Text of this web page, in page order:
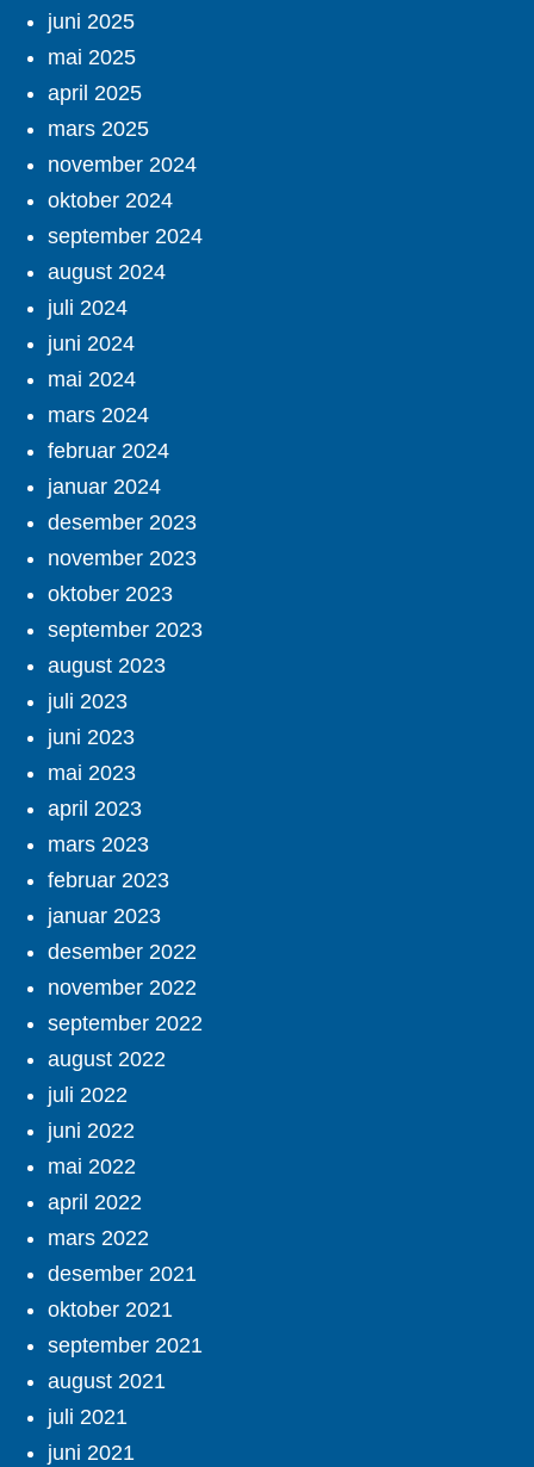
juni 2025
mai 2025
april 2025
mars 2025
november 2024
oktober 2024
september 2024
august 2024
juli 2024
juni 2024
mai 2024
mars 2024
februar 2024
januar 2024
desember 2023
november 2023
oktober 2023
september 2023
august 2023
juli 2023
juni 2023
mai 2023
april 2023
mars 2023
februar 2023
januar 2023
desember 2022
november 2022
september 2022
august 2022
juli 2022
juni 2022
mai 2022
april 2022
mars 2022
desember 2021
oktober 2021
september 2021
august 2021
juli 2021
juni 2021